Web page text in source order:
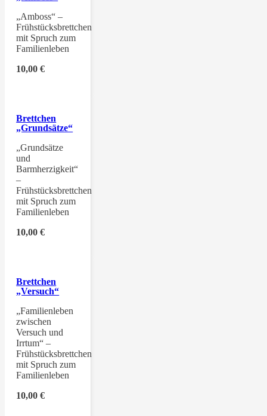
„Amboss“ –
Frühstücksbrettchen
mit Spruch zum
Familienleben
10,00€
Brettchen
„Grundsätze“
„Grundsätze
und
Barmherzigkeit“
–
Frühstücksbrettchen
mit Spruch zum
Familienleben
10,00€
Brettchen
„Versuch“
„Familienleben
zwischen
Versuch und
Irrtum“ –
Frühstücksbrettchen
mit Spruch zum
Familienleben
10,00€